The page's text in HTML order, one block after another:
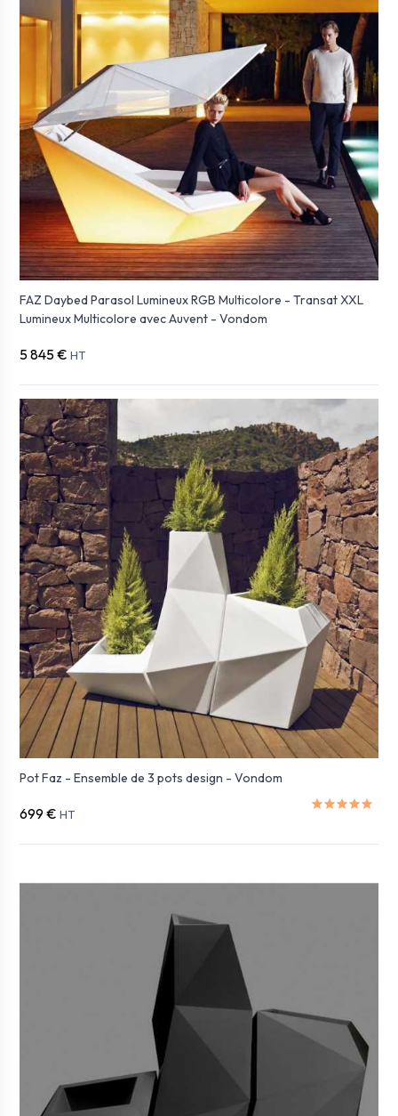
FAZ Daybed Parasol Lumineux RGB Multicolore - Transat XXL
Lumineux Multicolore avec Auvent - Vondom
5 845 € HT
Pot Faz - Ensemble de 3 pots design - Vondom
699 € HT